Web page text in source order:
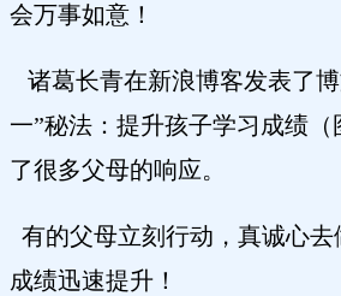
会万事如意！
诸葛长青在新浪博客发表了
一”秘法：提升孩子学习成绩
了很多父母的响应。
有的父母立刻行动，真诚心
成绩迅速提升！